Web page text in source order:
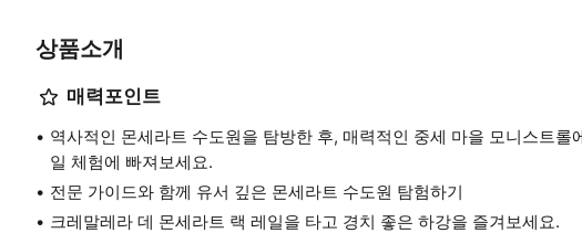
상품소개
매력포인트
역사적인 몬세라트 수도원을 탐방한 후, 매력적인 중세 마을 모니스트
일 체험에 빠져보세요.
전문 가이드와 함께 유서 깊은 몬세라트 수도원 탐험하기
크레말레라 데 몬세라트 랙 레일을 타고 경치 좋은 하강을 즐겨보세요.